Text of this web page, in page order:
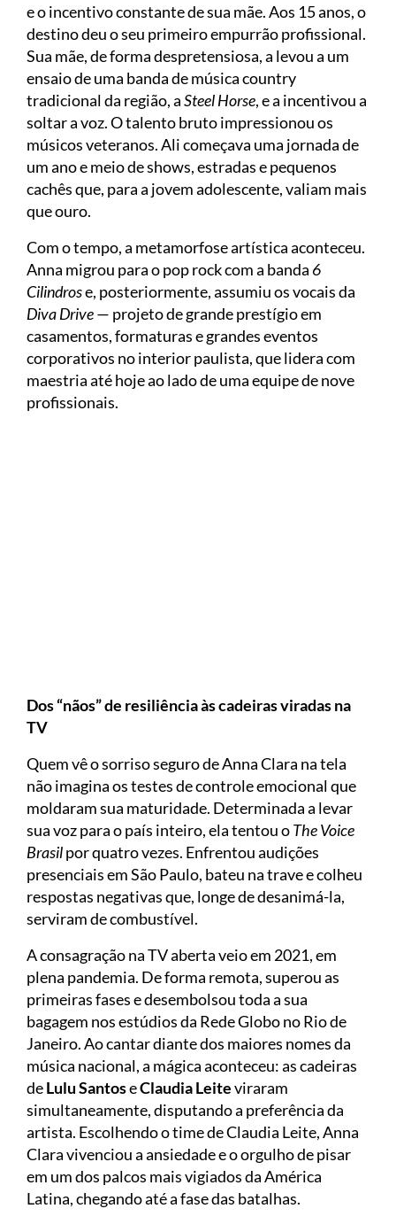
e o incentivo constante de sua mãe. Aos 15 anos, o
destino deu o seu primeiro empurrão profissional.
Sua mãe, de forma despretensiosa, a levou a um
ensaio de uma banda de música country
tradicional da região, aSteel Horse, e a incentivou a
soltar a voz. O talento bruto impressionou os
músicos veteranos. Ali começava uma jornada de
um ano e meio de shows, estradas e pequenos
cachês que, para a jovem adolescente, valiam mais
que ouro.
Com o tempo, a metamorfose artística aconteceu.
Anna migrou para o pop rock com a banda 6
Cilindrose, posteriormente, assumiu os vocais da
Diva Drive— projeto de grande prestígio em
casamentos, formaturas e grandes eventos
corporativos no interior paulista, que lidera com
maestria até hoje ao lado de uma equipe de nove
profissionais.
Dos “nãos” de resiliência às cadeiras viradas na
TV
Quem vê o sorriso seguro de Anna Clara na tela
não imagina os testes de controle emocional que
moldaram sua maturidade. Determinada a levar
sua voz para o país inteiro, ela tentou oThe Voice
Brasilpor quatro vezes. Enfrentou audições
presenciais em São Paulo, bateu na trave e colheu
respostas negativas que, longe de desanimá-la,
serviram de combustível.
A consagração na TV aberta veio em 2021, em
plena pandemia. De forma remota, superou as
primeiras fases e desembolsou toda a sua
bagagem nos estúdios da Rede Globo no Rio de
Janeiro. Ao cantar diante dos maiores nomes da
música nacional, a mágica aconteceu: as cadeiras
deLulu SantoseClaudia Leiteviraram
simultaneamente, disputando a preferência da
artista. Escolhendo o time de Claudia Leite, Anna
Clara vivenciou a ansiedade e o orgulho de pisar
em um dos palcos mais vigiados da América
Latina, chegando até a fase das batalhas.